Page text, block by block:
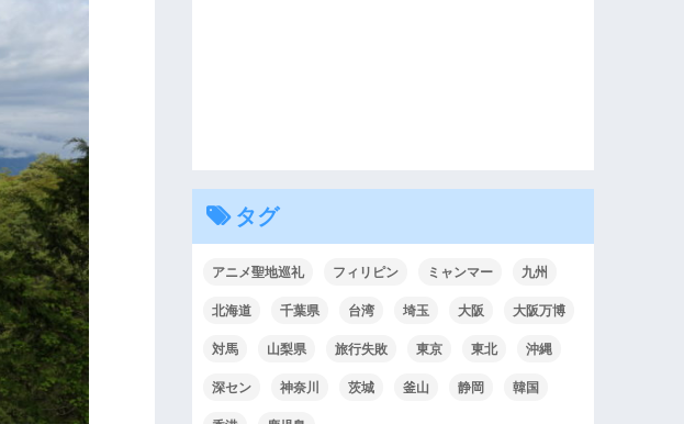
タグ
アニメ聖地巡礼 フィリピン ミャンマー
九州
北海道
千葉県 台湾 埼玉 大阪
大阪万博
対馬
山梨県 旅行失敗 東京 東北
沖縄
深セン
神奈川 茨城 釜山 静岡
韓国